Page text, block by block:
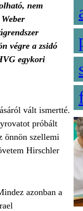
nem
végre a zsidó
egykori
vált ismertté.
próbált
önnön szellemi
Hirschler
azonban a